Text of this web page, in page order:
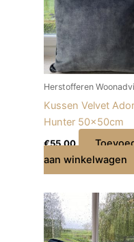
Herstofferen
Kussen Velvet
Hunter 50x50cm
€55,00
aan winkelwagen